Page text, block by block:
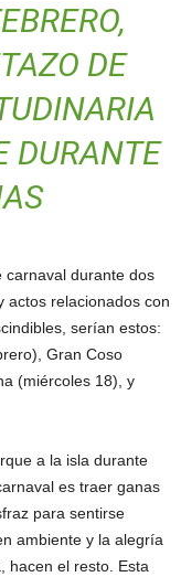
DE
DURANTE
carnaval durante dos
actos relacionados con
serían estos:
Gran Coso
(miércoles 18), y
a la isla durante
es traer ganas
para sentirse
ambiente y la alegría
hacen el resto. Esta